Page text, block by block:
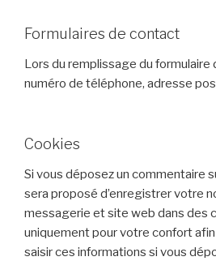
Formulaires de contact
Lors du remplissage du
numéro de téléphone, adresse
Cookies
Si vous déposez un commentaire
sera proposé d’enregistrer votre
messagerie et site web dans des
uniquement pour votre confort afin
saisir ces informations si vous